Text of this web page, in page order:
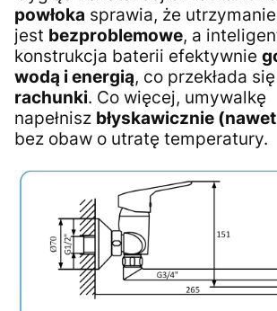
powłoka sprawia, że
jest bezproblemowe, a
konstrukcja baterii efektywnie
wodą i energią, co przekłada
rachunki. Co więcej, umywalkę
napełnisz błyskawicznie
bez obaw o utratę temperatury.